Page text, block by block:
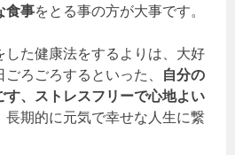
食事をとる事の方が大事です。
した健康法をするよりは、大好
ろごろするといった、 自分の
す、ストレスフリーで心地よい
長期的に元気で幸せな人生に繋